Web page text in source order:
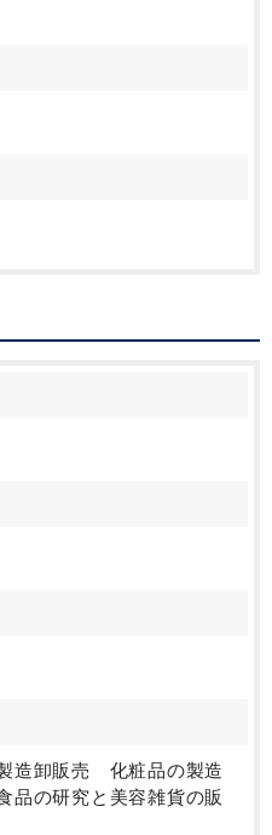
造卸販売 化粧品の製造
の研究と美容雑貨の販